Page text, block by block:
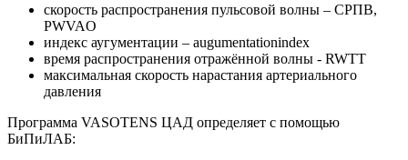
скорость распространения пульсовой волны – СРПВ,
PWVAO
индекс аугументации – augumentationindex
время распространения отражённой волны - RWTT
максимальная скорость нарастания артериального
давления
Программа VASOTENS ЦАД определяет с помощью
БиПиЛАБ: